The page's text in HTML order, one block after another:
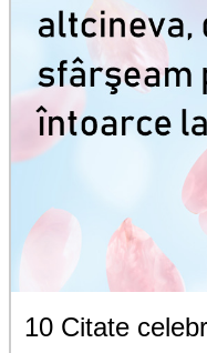
10 Citate